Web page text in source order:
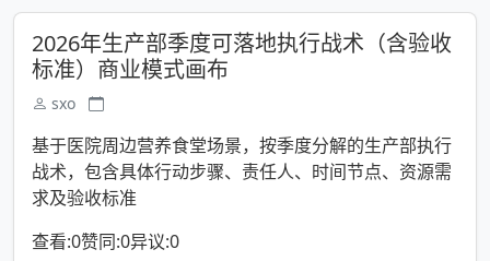
2026年生产部季度可落地执行战术（含验收
标准）商业模式画布
sxo
基于医院周边营养食堂场景，按季度分解的生产部执行
战术，包含具体行动步骤、责任人、时间节点、资源需
求及验收标准
查看:0赞同:0异议:0